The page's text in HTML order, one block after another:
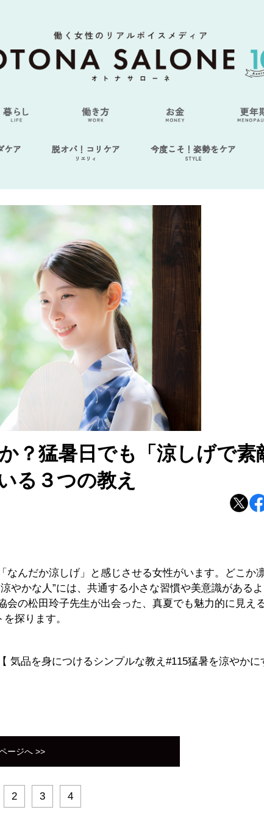
ケア 脱オバ！コリケア
リエリィ
今度こそ！姿勢をケア
STYLE
？猛暑日でも「涼しげで素
る３つの教え
んだか涼しげ」と感じさせる女性がいます。どこか
かな人”には、共通する小さな習慣や美意識がある
の松田玲子先生が出会った、真夏でも魅力的に見え
探ります。
【 気品を身につけるシンプルな教え#115猛暑を涼やかに
ージへ >>
2 3 4